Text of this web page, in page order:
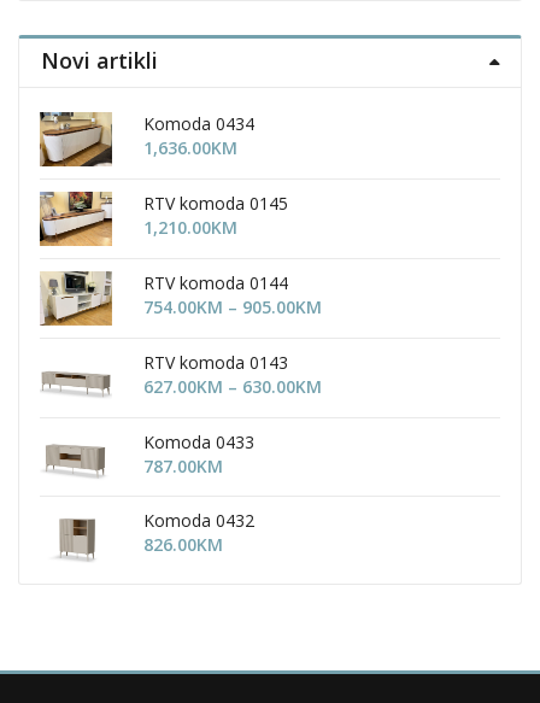
Novi artikli
Komoda 0434
1,636.00KM
RTV komoda 0145
1,210.00KM
RTV komoda 0144
754.00KM – 905.00KM
RTV komoda 0143
627.00KM – 630.00KM
Komoda 0433
787.00KM
Komoda 0432
826.00KM